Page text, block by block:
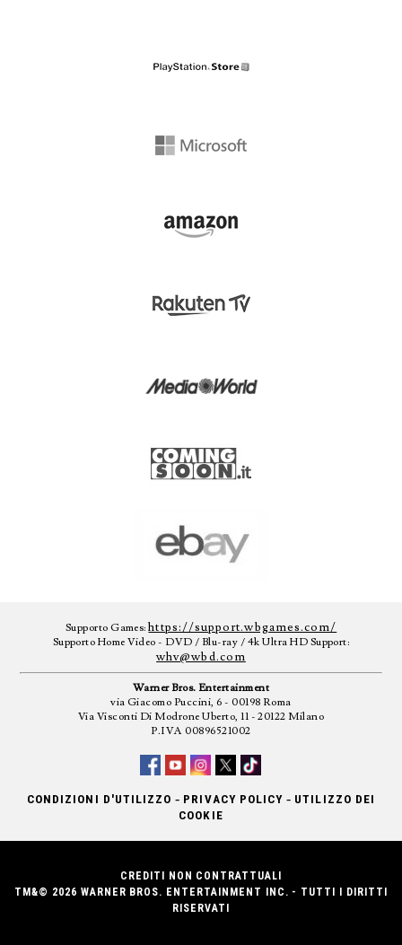
Supporto Games:https://support.wbgames.com/
Supporto Home Video - DVD / Blu-ray / 4k Ultra HD Support:
whv@wbd.com
Warner Bros. Entertainment
via Giacomo Puccini, 6 - 00198 Roma
Via Visconti Di Modrone Uberto, 11 - 20122 Milano
P.IVA 00896521002
CONDIZIONI D'UTILIZZO - PRIVACY POLICY - UTILIZZO DEI
COOKIE
CREDITI NON CONTRATTUALI
TM&© 2026 WARNER BROS. ENTERTAINMENT INC. - TUTTI I DIRITTI
RISERVATI